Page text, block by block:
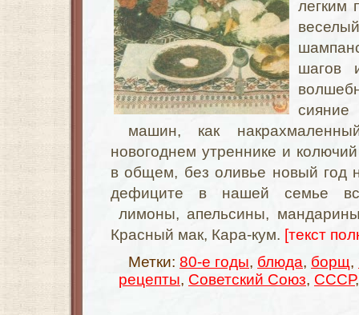
легким
шагов
машин, как
новогоднем утреннике и
в общем, без оливье новый год
дефиците в нашей семье
лимоны, апельсины,
Красный мак, Кара-кум. [текст
Метки: 80-е годы, блюда, борщ,
рецепты, Советский Союз, СССР